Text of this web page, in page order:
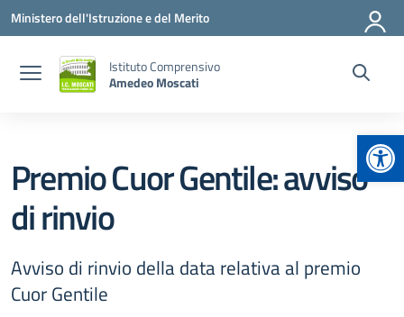
Vai ai contenuti
Vai al menu di navigazione
Vai al footer
Ministero dell'Istruzione e del Merito
Istituto Comprensivo
Amedeo Moscati
Premio Cuor Gentile: avviso
di rinvio
Avviso di rinvio della data relativa al premio
Cuor Gentile